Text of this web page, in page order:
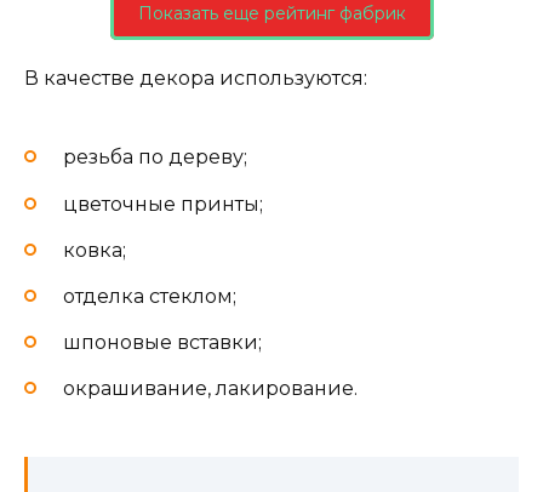
Показать еще рейтинг фабрик
В качестве декора используются:
резьба по дереву;
цветочные принты;
ковка;
отделка стеклом;
шпоновые вставки;
окрашивание, лакирование.